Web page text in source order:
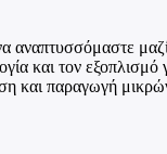
αναπτυσσόμαστε
και τον εξοπλισμό
και παραγωγή